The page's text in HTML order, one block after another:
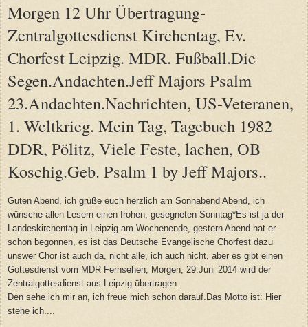
Morgen 12 Uhr Übertragung-
Zentralgottesdienst Kirchentag, Ev.
Chorfest Leipzig. MDR. Fußball.Die
Segen.Andachten.Jeff Majors Psalm
23.Andachten.Nachrichten, US-Veteranen,
1. Weltkrieg. Mein Tag, Tagebuch 1982
DDR, Pölitz, Viele Feste, lachen, OB
Koschig.Geb. Psalm 1 by Jeff Majors..
Guten Abend, ich grüße euch herzlich am Sonnabend Abend, ich
wünsche allen Lesern einen frohen, gesegneten Sonntag*Es ist ja der
Landeskirchentag in Leipzig am Wochenende, gestern Abend hat er
schon begonnen, es ist das Deutsche Evangelische Chorfest dazu
unswer Chor ist auch da, nicht alle, ich auch nicht, aber es gibt einen
Gottesdienst vom MDR Fernsehen, Morgen, 29.Juni 2014 wird der
Zentralgottesdienst aus Leipzig übertragen.
Den sehe ich mir an, ich freue mich schon darauf.Das Motto ist: Hier
stehe ich....